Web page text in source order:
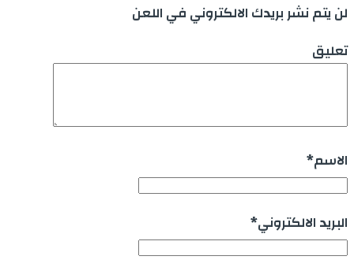
لن يتم نشر بريدك الالكتروني في اللعن
تعليق
الاسم*
البريد الالكتروني*